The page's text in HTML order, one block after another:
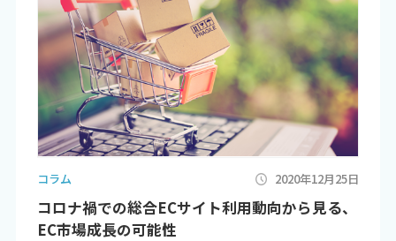
コラム 2020年12月25日
コロナ禍での総合ECサイト利用動向から見る、
EC市場成長の可能性